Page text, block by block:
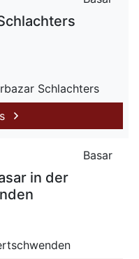
Schlachters
Basar
in der